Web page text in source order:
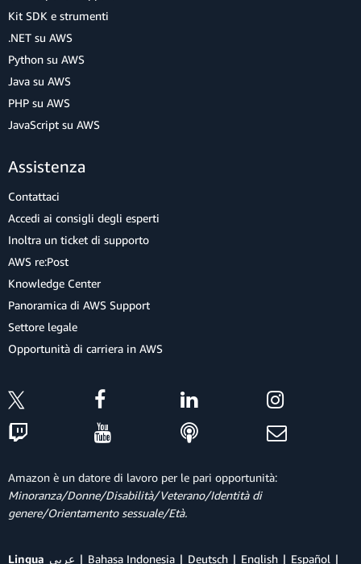
Kit SDK e strumenti
.NET su AWS
Python su AWS
Java su AWS
PHP su AWS
JavaScript su AWS
Assistenza
Contattaci
Accedi ai consigli degli esperti
Inoltra un ticket di supporto
AWS re:Post
Knowledge Center
Panoramica di AWS Support
Settore legale
Opportunità di carriera in AWS
Amazon è un datore di lavoro per le pari opportunità:
Minoranza/Donne/Disabilità/Veterano/Identità di
genere/Orientamento sessuale/Età.
Lingua عربي Bahasa Indonesia Deutsch English Español